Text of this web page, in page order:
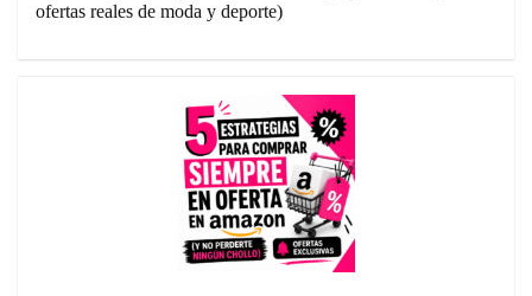
ofertas reales de moda y deporte)